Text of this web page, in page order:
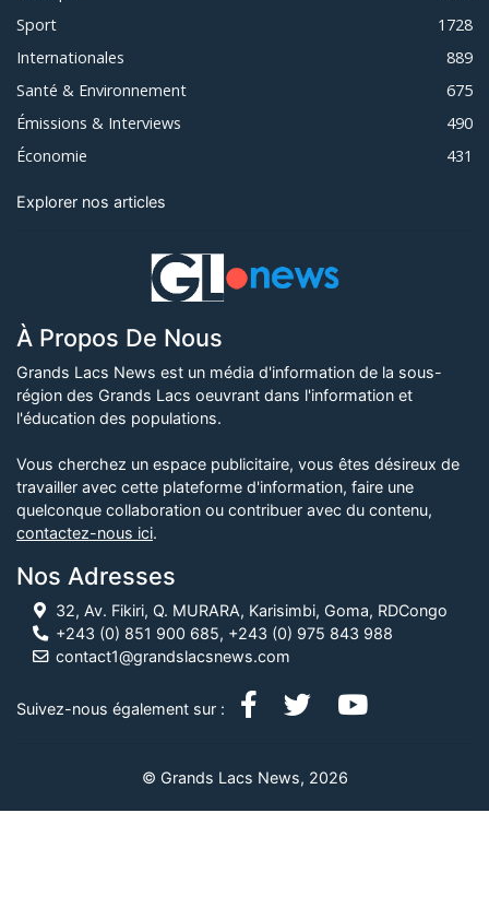
Sport
1728
Internationales
889
Santé & Environnement
675
Émissions & Interviews
490
Économie
431
Explorer nos articles
À Propos De Nous
Grands Lacs News est un média d'information de la sous-
région des Grands Lacs oeuvrant dans l'information et
l'éducation des populations.
Vous cherchez un espace publicitaire, vous êtes désireux de
travailler avec cette plateforme d'information, faire une
quelconque collaboration ou contribuer avec du contenu,
contactez-nous ici.
Nos Adresses
32, Av. Fikiri, Q. MURARA, Karisimbi, Goma, RDCongo
+243 (0) 851 900 685, +243 (0) 975 843 988
contact1@grandslacsnews.com
Suivez-nous également sur :
© Grands Lacs News, 2026